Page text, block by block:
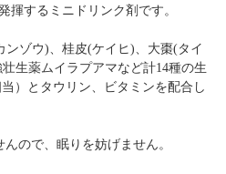
揮するミニドリンク剤です。
ゾウ)、桂皮(ケイヒ)、大棗(タイ
生薬ムイラプアマなど計14種の生
）とタウリン、ビタミンを配合し
ので、眠りを妨げません。